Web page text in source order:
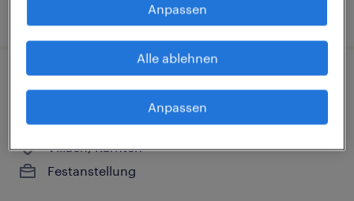
veröffentlicht am 21. Juli 2026
Technischer Mitarbeiter / Test-
Techniker (m/w/d)
Villach, Karnten
Festanstellung
Anpassen
Alle ablehnen
Anpassen